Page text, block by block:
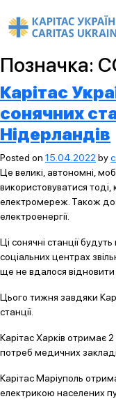
Позначка:
Карітас
сонячних
Нідерландів
Posted on 15.04.2022 by
Це великі, автономні,
використовуватися тоді,
електромереж. Також
електроенергії.
Ці сонячні станції
соціальних центрах
ще не вдалося відновити
Цього тижня завдяки
станції.
Карітас Харків отримає 2
потреб медичних
Карітас Маріуполь
електрикою населених